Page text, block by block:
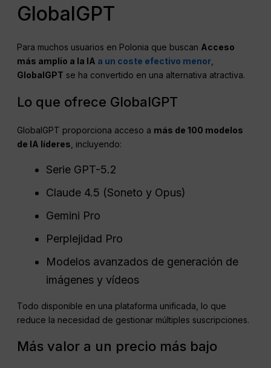
GlobalGPT
Para muchos usuarios en Polonia que buscan Acceso
más amplio a la IA a un coste efectivo menor,
GlobalGPT se ha convertido en una alternativa atractiva.
Lo que ofrece GlobalGPT
GlobalGPT proporciona acceso a más de 100 modelos
de IA líderes , incluyendo:
Serie GPT-5.2
Claude 4.5 (Soneto y Opus)
Gemini Pro
Perplejidad Pro
Modelos avanzados de generación de
imágenes y vídeos
Todo disponible en una plataforma unificada, lo que
reduce la necesidad de gestionar múltiples suscripciones.
Más valor a un precio más bajo